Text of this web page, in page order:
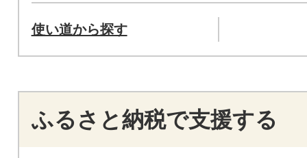
使い道から探す
ふるさと納税で支援する